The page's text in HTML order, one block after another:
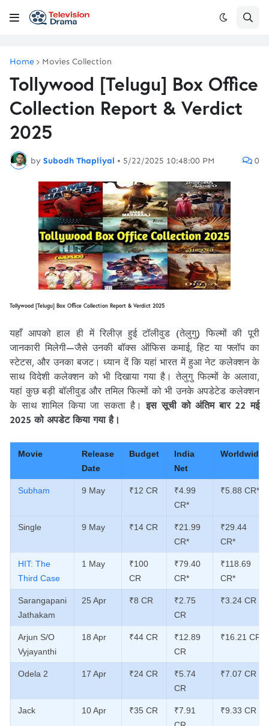
Home Movies Collection
Tollywood [Telugu] Box Office
Collection Report & Verdict
2025
by Subodh Thapliyal • 5/22/2025 10:48:00 PM 0
Tollywood [Telugu] Box Office Collection Report & Verdict 2025
यहाँ आपको हाल ही में रिलीज़ हुई टॉलीवुड (तेलुगु) फिल्मों की पूरी
जानकारी मिलेगी—जैसे उनकी बॉक्स ऑफिस कमाई, हिट या फ्लॉप का
स्टेटस, और उनका बजट। ध्यान दें कि यहां भारत में हुआ नेट कलेक्शन के
साथ विदेशी कलेक्शन को भी दिखाया गया है। तेलुगु फिल्मों के अलावा,
यहां कुछ बड़ी बॉलीवुड और तमिल फिल्मों को भी उनके अपडेटेड कलेक्शन
के साथ शामिल किया जा सकता है।इस सूची को अंतिम बार 22 मई
2025 को अपडेट किया गया है।
Movie
Release
Date
Budget
India
Net
Worldwide
Subham 9 May ₹12 CR
₹4.99
CR*
₹5.88 CR*
Single 9 May ₹14 CR
₹21.99
CR*
₹29.44
CR*
HIT: The
Third Case
1 May
₹100
CR
₹79.40
CR*
₹118.69
CR*
Sarangapani
Jathakam
25 Apr ₹8 CR
₹2.75
CR
₹3.24 CR
Arjun S/O
Vyjayanthi
18 Apr ₹44 CR
₹12.89
CR
₹16.21 CR
Odela 2 17 Apr ₹24 CR
₹5.74
CR
₹7.07 CR
Jack 10 Apr ₹35 CR
₹7.91
₹9.33 CR